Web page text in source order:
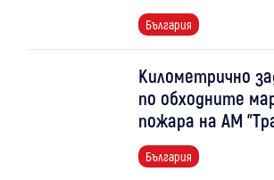
България
Километрично
по обходните
пожара на АМ
България